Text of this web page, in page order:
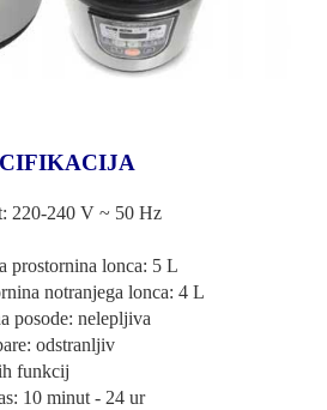
220-240 V ~ 50 Hz
prostornina lonca: 5 L
notranjega lonca: 4 L
posode: nelepljiva
odstranljiv
funkcij
10 minut - 24 ur